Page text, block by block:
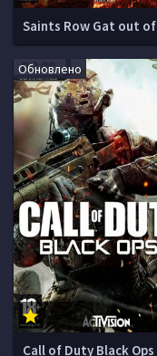
Saints Row Gat out
Обновлено
Call of Duty Black Ops